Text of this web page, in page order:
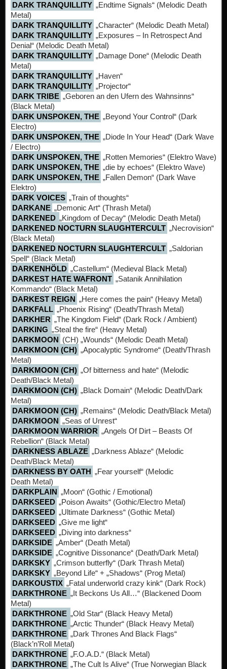
DARK TRANQUILLITY „Endtime Signals“ (Melodic Death
Metal)
DARK TRANQUILLITY „Character“ (Melodic Death Metal)
DARK TRANQUILLITY „Exposures – In Retrospect And
Denial“ (Melodic Death Metal)
DARK TRANQUILLITY „Damage Done“ (Melodic Death
Metal)
DARK TRANQUILLITY „Haven“
DARK TRANQUILLITY „Projector“
DARK TRIBE „Geboren an den Ufern des Wahnsinns“
(Black Metal)
DARK UNSPOKEN, THE „Beyond Your Control“ (Dark
Electro)
DARK UNSPOKEN, THE „Diode In Your Head“ (Dark Wave
/ Electro)
DARK UNSPOKEN, THE „Rotten Memories“ (Elektro Wave)
DARK UNSPOKEN, THE „die by echoes“ (Elektro Wave)
DARK UNSPOKEN, THE „Fallen Demon“ (Dark Wave
Elektro)
DARK VOICES „Train of thoughts“
DARKANE „Demonic Art“ (Thrash Metal)
DARKENED „Kingdom of Decay“ (Melodic Death Metal)
DARKENED NOCTURN SLAUGHTERCULT „Necrovision“
(Black Metal)
DARKENED NOCTURN SLAUGHTERCULT „Saldorian
Spell“ (Black Metal)
DARKENHÖLD „Castellum“ (Medieval Black Metal)
DARKEST HATE WAFRONT „Satanik Annihilation
Kommando“ (Black Metal)
DARKEST REIGN „Here comes the pain“ (Heavy Metal)
DARKFALL „Phoenix Rising“ (Death/Thrash Metal)
DARKHER „The Kingdom Field“ (Dark Rock / Ambient)
DARKING „Steal the fire“ (Heavy Metal)
DARKMOON (CH) „Wounds“ (Melodic Death Metal)
DARKMOON (CH) „Apocalyptic Syndrome“ (Death/Thrash
Metal)
DARKMOON (CH) „Of bitterness and hate“ (Melodic
Death/Black Metal)
DARKMOON (CH) „Black Domain“ (Melodic Death/Dark
Metal)
DARKMOON (CH) „Remains“ (Melodic Death/Black Metal)
DARKMOON „Seas of Unrest“
DARKMOON WARRIOR „Angels Of Dirt – Beasts Of
Rebellion“ (Black Metal)
DARKNESS ABLAZE „Darkness Ablaze“ (Melodic
Death/Black Metal)
DARKNESS BY OATH „Fear yourself“ (Melodic
Death Metal)
DARKPLAIN „Moon“ (Gothic / Emotional)
DARKSEED „Poison Awaits“ (Gothic/Electro Metal)
DARKSEED „Ultimate Darkness“ (Gothic Metal)
DARKSEED „Give me light“
DARKSEED „Diving into darkness“
DARKSIDE „Amber“ (Death Metal)
DARKSIDE „Cognitive Dissonance“ (Death/Dark Metal)
DARKSKY „Crimson butterfly“ (Dark Thrash Metal)
DARKSKY „Beyond Life“ + „Shadows“ (Prog Metal)
DARKOUSTIX „Fatal underworld crazy kink“ (Dark Rock)
DARKTHRONE „It Beckons Us All…“ (Blackened Doom
Metal)
DARKTHRONE „Old Star“ (Black Heavy Metal)
DARKTHRONE „Arctic Thunder“ (Black Heavy Metal)
DARKTHRONE „Dark Thrones And Black Flags“
(Black’n’Roll Metal)
DARKTHRONE „F.O.A.D.“ (Black Metal)
DARKTHRONE „The Cult Is Alive“ (True Norwegian Black